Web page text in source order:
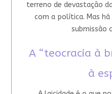
terreno de devastação
com a política. Mas
submissão
A “teocracia à
à